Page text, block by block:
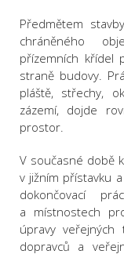
Předmětem
chráněného
přízemních křídel
straně budovy.
pláště, střechy,
zázemí, dojde
prostor.
V současné době
v jižním přístavku
dokončovací
a místnostech
úpravy veřejných
dopravců a